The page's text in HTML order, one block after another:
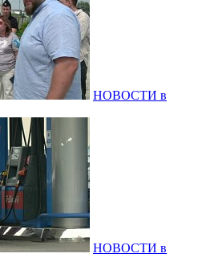
НОВОСТИ в
НОВОСТИ в